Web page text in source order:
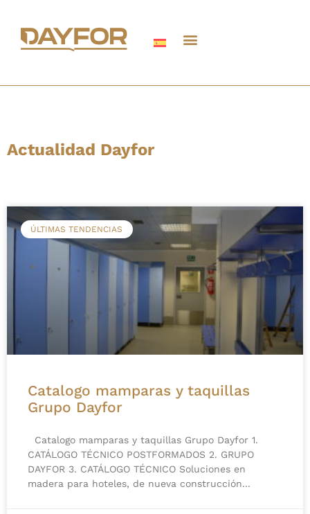
Actualidad Dayfor
ÚLTIMAS TENDENCIAS
Catalogo mamparas y taquillas
Grupo Dayfor
Catalogo mamparas y taquillas Grupo Dayfor 1.
CATÁLOGO TÉCNICO POSTFORMADOS 2. GRUPO
DAYFOR 3. CATÁLOGO TÉCNICO Soluciones en
madera para hoteles, de nueva construcción